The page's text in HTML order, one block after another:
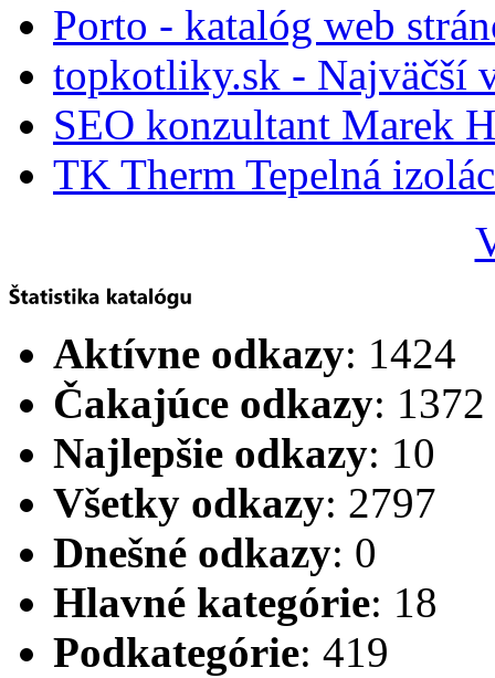
Porto - katalóg web
topkotliky.sk - Najväčší
SEO konzultant Marek
TK Therm Tepelná
Aktívne odkazy: 1424
Čakajúce odkazy: 1372
Najlepšie odkazy: 10
Všetky odkazy: 2797
Dnešné odkazy: 0
Hlavné kategórie: 18
Podkategórie: 419